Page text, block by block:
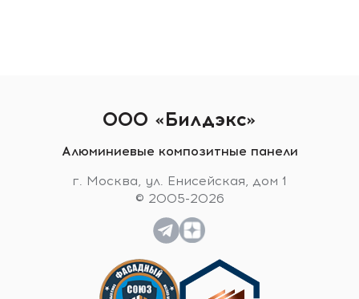
ООО «Билдэкс»
Алюминиевые композитные панели
г. Москва, ул. Енисейская, дом 1
© 2005-2026